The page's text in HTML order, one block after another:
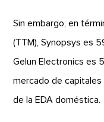
Sin embargo, en
(TTM), Synopsys es
Gelun Electronics es
mercado de
de la EDA doméstica.